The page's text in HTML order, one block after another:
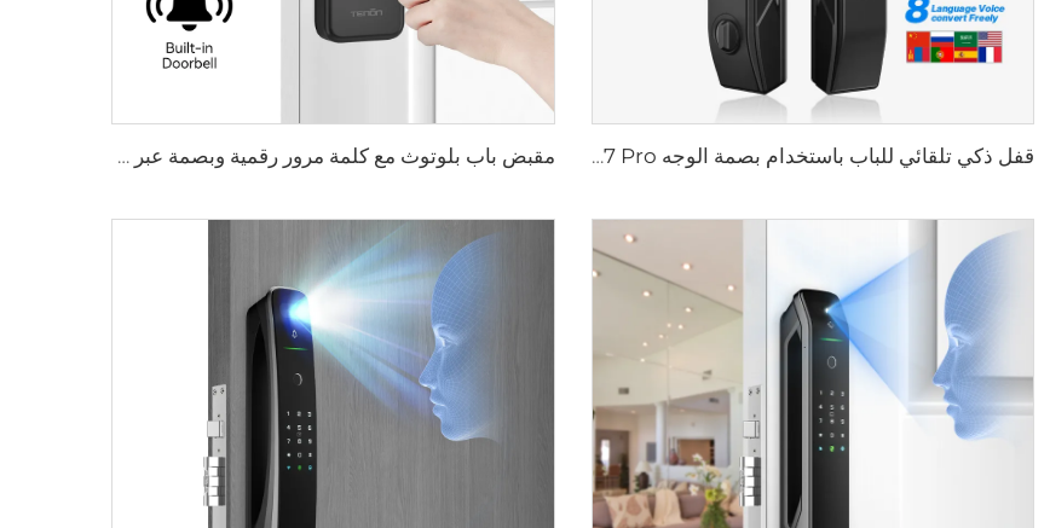
قفل ذكي تلقائي للباب باستخدام بصمة الوجه D7 Pro مقبض باب بلوتوث مع كلمة مرور رقمية وبصمة عبر واي فاي Tenon K8